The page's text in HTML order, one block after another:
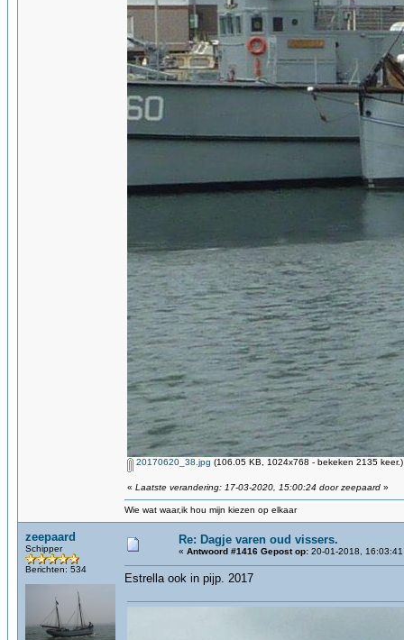
20170620_38.jpg (106.05 KB, 1024x768 - bekeken 2135 keer.)
« Laatste verandering: 17-03-2020, 15:00:24 door zeepaard »
Wie wat waar,ik hou mijn kiezen op elkaar
zeepaard
Schipper
Berichten: 534
Re: Dagje varen oud vissers.
« Antwoord #1416 Gepost op: 20-01-2018,
Estrella ook in pijp. 2017